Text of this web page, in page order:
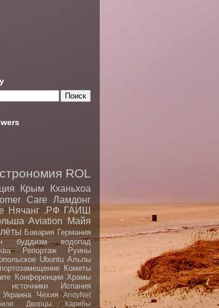
ROL
Крым
Кханьхоа
Care Ламдонг
Нячанг .РФ ГАИШ
Aviation
Майя
Бавария Германия
буддизм
водопад
Репортаж
Руины
Ubuntu Альпы
Кометы
Конференции Храмы
источники
Испания
Украина Чехия
AndyNet
Дворцы
Карибы